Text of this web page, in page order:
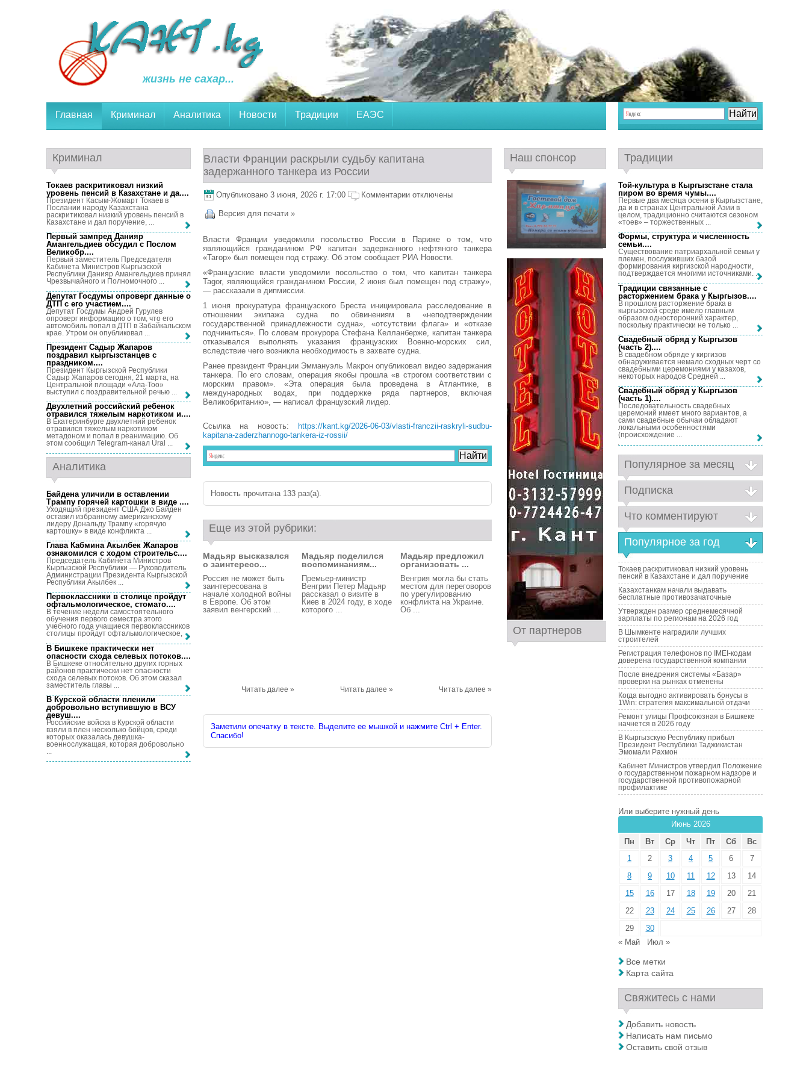
жизнь не сахар...
Главная Криминал Аналитика Новости Традиции ЕАЭС
Власти Франции раскрыли судьбу капитана
задержанного танкера из России
Опубликовано 3 июня, 2026 г. 17:00 Комментарии отключены
Версия для печати »
Власти Франции уведомили посольство России в Париже о том, что
являющийся гражданином РФ капитан задержанного нефтяного танкера
«Тагор» был помещен под стражу. Об этом сообщает РИА Новости.
«Французские власти уведомили посольство о том, что капитан танкера
Tagor, являющийся гражданином России, 2 июня был помещен под стражу»,
— рассказали в дипмиссии.
1 июня прокуратура французского Бреста инициировала расследование в
отношении экипажа судна по обвинениям в «неподтверждении
государственной принадлежности судна», «отсутствии флага» и «отказе
подчиниться». По словам прокурора Стефана Келланберже, капитан танкера
отказывался выполнять указания французских Военно-морских сил,
вследствие чего возникла необходимость в захвате судна.
Ранее президент Франции Эммануэль Макрон опубликовал видео задержания
танкера. По его словам, операция якобы прошла «в строгом соответствии с
морским правом». «Эта операция была проведена в Атлантике, в
международных водах, при поддержке ряда партнеров, включая
Великобританию», — написал французский лидер.
Ссылка на новость:
https://kant.kg/2026-06-03/vlasti-franczii-raskryli-sudbu-
kapitana-zaderzhannogo-tankera-iz-rossii/
Новость прочитана 133 раз(a).
Еще из этой рубрики:
Мадьяр высказался
о заинтересо...
Россия не может быть
заинтересована в
начале холодной войны
в Европе. Об этом
заявил венгерский ...
Читать далее »
Мадьяр поделился
воспоминаниям...
Премьер-министр
Венгрии Петер Мадьяр
рассказал о визите в
Киев в 2024 году, в ходе
которого ...
Читать далее »
Мадьяр предложил
организовать ...
Венгрия могла бы стать
местом для переговоров
по урегулированию
конфликта на Украине.
Об ...
Читать далее »
Заметили опечатку в тексте. Выделите ее мышкой и нажмите Ctrl + Enter.
Спасибо!
Криминал
Токаев раскритиковал низкий
уровень пенсий в Казахстане и да....
Президент Касым-Жомарт Токаев в
Послании народу Казахстана
раскритиковал низкий уровень пенсий в
Казахстане и дал поручение, ...
Первый зампред Данияр
Амангельдиев обсудил с Послом
Великобр....
Первый заместитель Председателя
Кабинета Министров Кыргызской
Республики Данияр Амангельдиев принял
Чрезвычайного и Полномочного ...
Депутат Госдумы опроверг данные о
ДТП с его участием....
Депутат Госдумы Андрей Гурулев
опроверг информацию о том, что его
автомобиль попал в ДТП в Забайкальском
крае. Утром он опубликовал ...
Президент Садыр Жапаров
поздравил кыргызстанцев с
праздником....
Президент Кыргызской Республики
Садыр Жапаров сегодня, 21 марта, на
Центральной площади «Ала-Тоо»
выступил с поздравительной речью ...
Двухлетний российский ребенок
отравился тяжелым наркотиком и....
В Екатеринбурге двухлетний ребенок
отравился тяжелым наркотиком
метадоном и попал в реанимацию. Об
этом сообщил Telegram-канал Ural ...
Аналитика
Байдена уличили в оставлении
Трампу горячей картошки в виде ....
Уходящий президент США Джо Байден
оставил избранному американскому
лидеру Дональду Трампу «горячую
картошку» в виде конфликта ...
Глава Кабмина Акылбек Жапаров
ознакомился с ходом строительс....
Председатель Кабинета Министров
Кыргызской Республики — Руководитель
Администрации Президента Кыргызской
Республики Акылбек ...
Первоклассники в столице пройдут
офтальмологическое, стомато....
В течение недели самостоятельного
обучения первого семестра этого
учебного года учащиеся первоклассников
столицы пройдут офтальмологическое, ...
В Бишкеке практически нет
опасности схода селевых потоков....
В Бишкеке относительно других горных
районов практически нет опасности
схода селевых потоков. Об этом сказал
заместитель главы ...
В Курской области пленили
добровольно вступившую в ВСУ
девуш....
Российские войска в Курской области
взяли в плен несколько бойцов, среди
которых оказалась девушка-
военнослужащая, которая добровольно
...
Наш спонсор
От партнеров
Традиции
Той-культура в Кыргызстане стала
пиром во время чумы....
Первые два месяца осени в Кыргызстане,
да и в странах Центральной Азии в
целом, традиционно считаются сезоном
«тоев» – торжественных ...
Формы, структура и численность
семьи....
Существование патриархальной семьи у
племен, послуживших базой
формирования киргизской народности,
подтверждается многими источниками. ...
Традиции связанные с
расторжением брака у Кыргызов....
В прошлом расторжение брака в
кыргызской среде имело главным
образом односторонний характер,
поскольку практически не только ...
Свадебный обряд у Кыргызов
(часть 2)....
В свадебном обряде у киргизов
обнаруживается немало сходных черт со
свадебными церемониями у казахов,
некоторых народов Средней ...
Свадебный обряд у Кыргызов
(часть 1)....
Последовательность свадебных
церемоний имеет много вариантов, а
сами свадебные обычаи обладают
локальными особенностями
(происхождение ...
Популярное за месяц
Подписка
Что комментируют
Популярное за год
Токаев раскритиковал низкий уровень
пенсий в Казахстане и дал поручение
Казахстанкам начали выдавать
бесплатные противозачаточные
Утвержден размер среднемесячной
зарплаты по регионам на 2026 год
В Шымкенте наградили лучших
строителей
Регистрация телефонов по IMEI-кодам
доверена государственной компании
После внедрения системы «Базар»
проверки на рынках отменены
Когда выгодно активировать бонусы в
1Win: стратегия максимальной отдачи
Ремонт улицы Профсоюзная в Бишкеке
начнется в 2026 году
В Кыргызскую Республику прибыл
Президент Республики Таджикистан
Эмомали Рахмон
Кабинет Министров утвердил Положение
о государственном пожарном надзоре и
государственной противопожарной
профилактике
Или выберите нужный день
Июнь 2026
Пн
Вт Ср Чт Пт Сб
Вс
1
2 3 4 5 6
7
8
9 10 11 12 13
14
15
16 17 18 19 20
21
22
23 24 25 26 27
28
29
30
« Май
Июл »
Все метки
Карта сайта
Свяжитесь с нами
Добавить новость
Написать нам письмо
Оставить свой отзыв